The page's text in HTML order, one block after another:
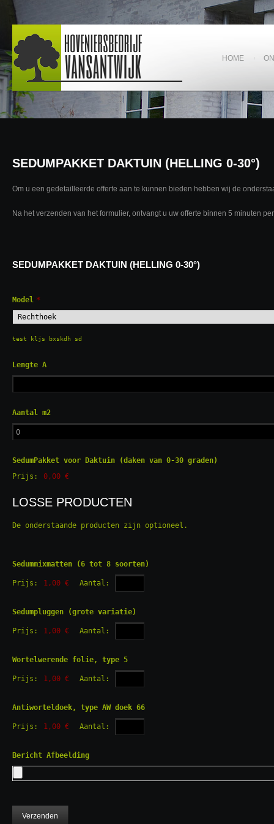
HOME
SEDUMPAKKET DAKTUIN (HELLING 0-30°)
Om u een gedetailleerde offerte aan te kunnen bieden hebben wij de
Na het verzenden van het formulier, ontvangt u uw offerte binnen 5 minuten
SEDUMPAKKET DAKTUIN (HELLING 0-30°)
Model *
test kljs bxskdh sd
Lengte A
Aantal m2
SedumPakket voor Daktuin (daken van 0-30 graden)
Prijs:
0,00 €
LOSSE PRODUCTEN
De onderstaande producten zijn optioneel.
Sedummixmatten (6 tot 8 soorten)
Prijs: 1,00 € Aantal:
Sedumpluggen (grote variatie)
Prijs: 1,00 € Aantal:
Wortelwerende folie, type 5
Prijs: 1,00 € Aantal:
Antiworteldoek, type AW doek 66
Prijs: 1,00 € Aantal:
Bericht Afbeelding